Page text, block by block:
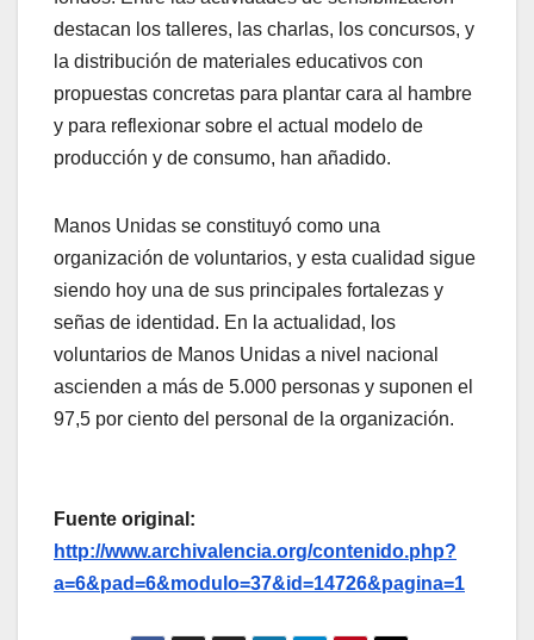
destacan los talleres, las charlas, los concursos, y
la distribución de materiales educativos con
propuestas concretas para plantar cara al hambre
y para reflexionar sobre el actual modelo de
producción y de consumo, han añadido.
Manos Unidas se constituyó como una
organización de voluntarios, y esta cualidad sigue
siendo hoy una de sus principales fortalezas y
señas de identidad. En la actualidad, los
voluntarios de Manos Unidas a nivel nacional
ascienden a más de 5.000 personas y suponen el
97,5 por ciento del personal de la organización.
Fuente original:
http://www.archivalencia.org/contenido.php?
a=6&pad=6&modulo=37&id=14726&pagina=1